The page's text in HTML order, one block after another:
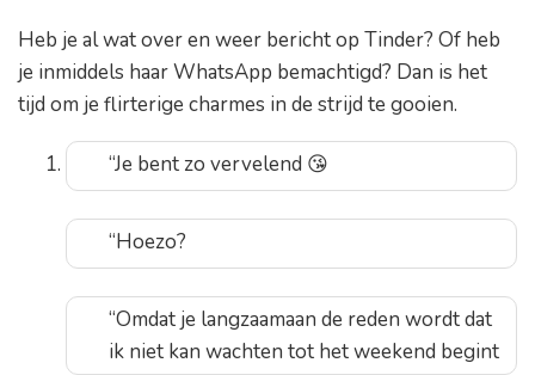
Heb je al wat over en weer bericht op Tinder? Of heb
je inmiddels haar WhatsApp bemachtigd? Dan is het
tijd om je flirterige charmes in de strijd te gooien.
“Je bent zo vervelend 😘
“Hoezo?
“Omdat je langzaamaan de reden wordt dat
ik niet kan wachten tot het weekend begint